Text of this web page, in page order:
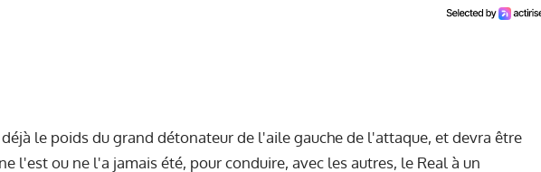
le poids du grand détonateur de l'aile gauche de l'attaque, et devra être
l'est ou ne l'a jamais été, pour conduire, avec les autres, le Real à un